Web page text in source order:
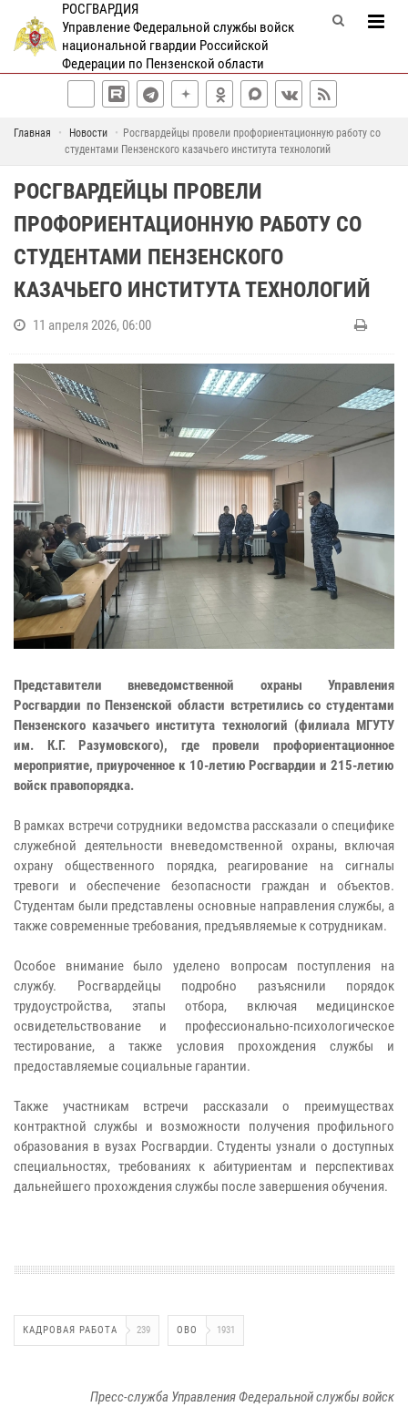
РОСГВАРДИЯ
Управление Федеральной службы войск
национальной гвардии Российской
Федерации по Пензенской области
Главная Новости
Росгвардейцы провели профориентационную работу со
студентами Пензенского казачьего института технологий
РОСГВАРДЕЙЦЫ ПРОВЕЛИ
ПРОФОРИЕНТАЦИОННУЮ РАБОТУ СО
СТУДЕНТАМИ ПЕНЗЕНСКОГО
КАЗАЧЬЕГО ИНСТИТУТА ТЕХНОЛОГИЙ
11 апреля 2026, 06:00
Представители вневедомственной охраны Управления
Росгвардии по Пензенской области встретились со студентами
Пензенского казачьего института технологий (филиала МГУТУ
им. К.Г. Разумовского), где провели профориентационное
мероприятие, приуроченное к 10-летию Росгвардии и 215-летию
войск правопорядка.
В рамках встречи сотрудники ведомства рассказали о специфике
служебной деятельности вневедомственной охраны, включая
охрану общественного порядка, реагирование на сигналы
тревоги и обеспечение безопасности граждан и объектов.
Студентам были представлены основные направления службы, а
также современные требования, предъявляемые к сотрудникам.
Особое внимание было уделено вопросам поступления на
службу. Росгвардейцы подробно разъяснили порядок
трудоустройства, этапы отбора, включая медицинское
освидетельствование и профессионально-психологическое
тестирование, а также условия прохождения службы и
предоставляемые социальные гарантии.
Также участникам встречи рассказали о преимуществах
контрактной службы и возможности получения профильного
образования в вузах Росгвардии. Студенты узнали о доступных
специальностях, требованиях к абитуриентам и перспективах
дальнейшего прохождения службы после завершения обучения.
КАДРОВАЯ РАБОТА 239 ОВО 1931
Пресс-служба Управления Федеральной службы войск